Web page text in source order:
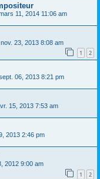
11, 2014 11:06 am
23, 2013 8:08 am
1 2
06, 2013 8:21 pm
15, 2013 7:53 am
2013 2:46 pm
2012 9:00 am
1 2